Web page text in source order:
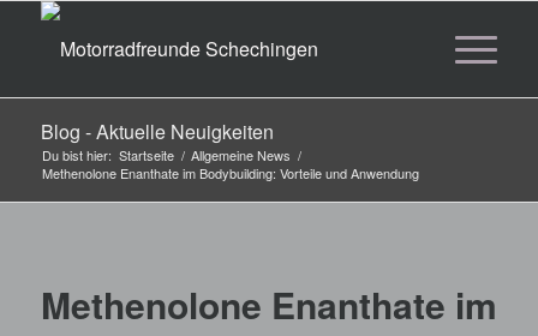
Blog - Aktuelle Neuigkeiten
Du bist hier: Startseite / Allgemeine News /
Methenolone Enanthate im Bodybuilding: Vorteile und Anwendung
Methenolone Enanthate im